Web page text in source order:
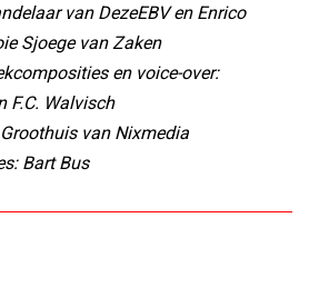
van DezeEBV en Enrico
Sjoege van Zaken
en voice-over:
F.C. Walvisch
van Nixmedia
Bart Bus